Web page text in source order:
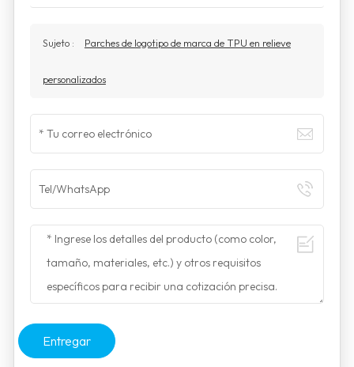
Sujeto : Parches de logotipo de marca de TPU en relieve
personalizados
Entregar